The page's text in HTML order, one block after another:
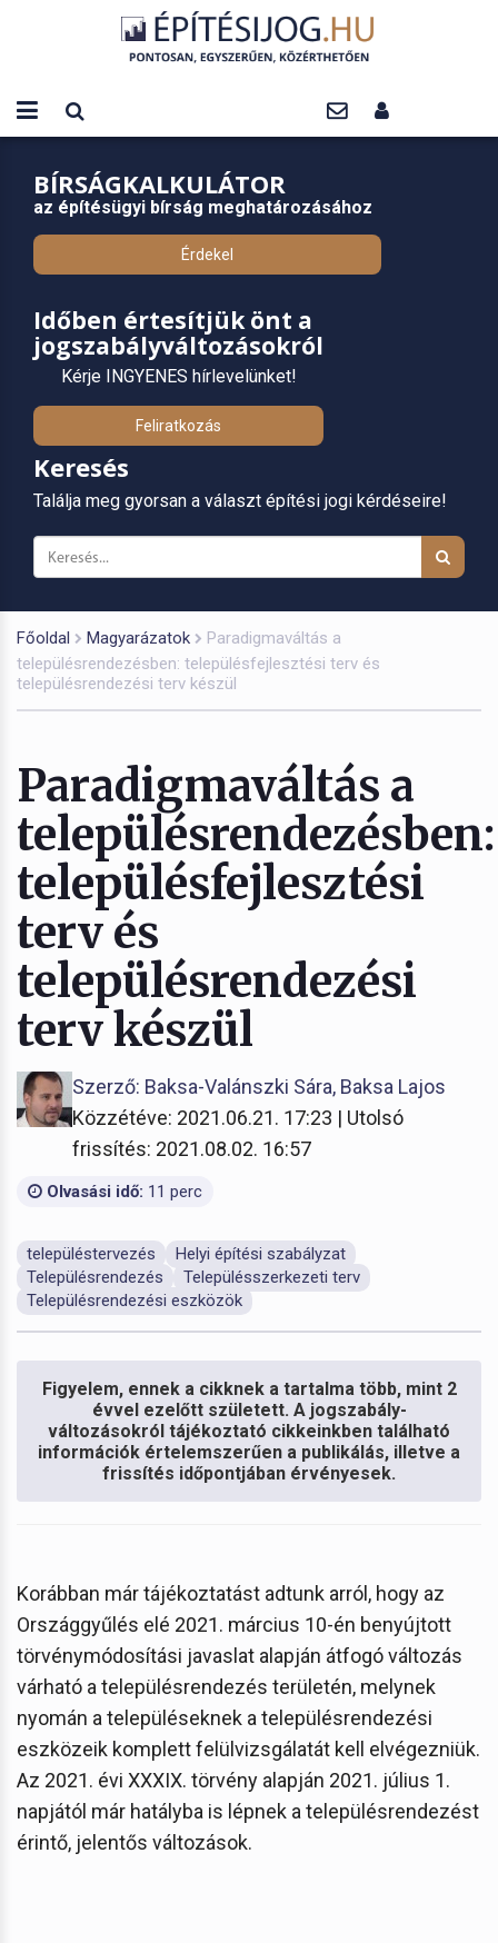
BÍRSÁGKALKULÁTOR
az építésügyi bírság meghatározásához
Érdekel
Időben értesítjük önt a
jogszabályváltozásokról
Kérje INGYENES hírlevelünket!
Feliratkozás
Keresés
Találja meg gyorsan a választ építési jogi kérdéseire!
Főoldal Magyarázatok
Paradigmaváltás a
településrendezésben: településfejlesztési terv és
településrendezési terv készül
Paradigmaváltás a
településrendezésben:
településfejlesztési
terv és
településrendezési
terv készül
Szerző: Baksa-Valánszki Sára, Baksa Lajos
Közzétéve: 2021.06.21. 17:23 | Utolsó
frissítés: 2021.08.02. 16:57
Olvasási idő: 11 perc
településtervezés
Helyi építési szabályzat
Településrendezés
Településszerkezeti terv
Településrendezési eszközök
Figyelem, ennek a cikknek a tartalma több, mint 2
évvel ezelőtt született. A jogszabály-
változásokról tájékoztató cikkeinkben található
információk értelemszerűen a publikálás, illetve a
frissítés időpontjában érvényesek.
Korábban már tájékoztatást adtunk arról, hogy az
Országgyűlés elé 2021. március 10-én benyújtott
törvénymódosítási javaslat alapján átfogó változás
várható a településrendezés területén, melynek
nyomán a településeknek a településrendezési
eszközeik komplett felülvizsgálatát kell elvégezniük.
Az 2021. évi XXXIX. törvény alapján 2021. július 1.
napjától már hatályba is lépnek a településrendezést
érintő, jelentős változások.